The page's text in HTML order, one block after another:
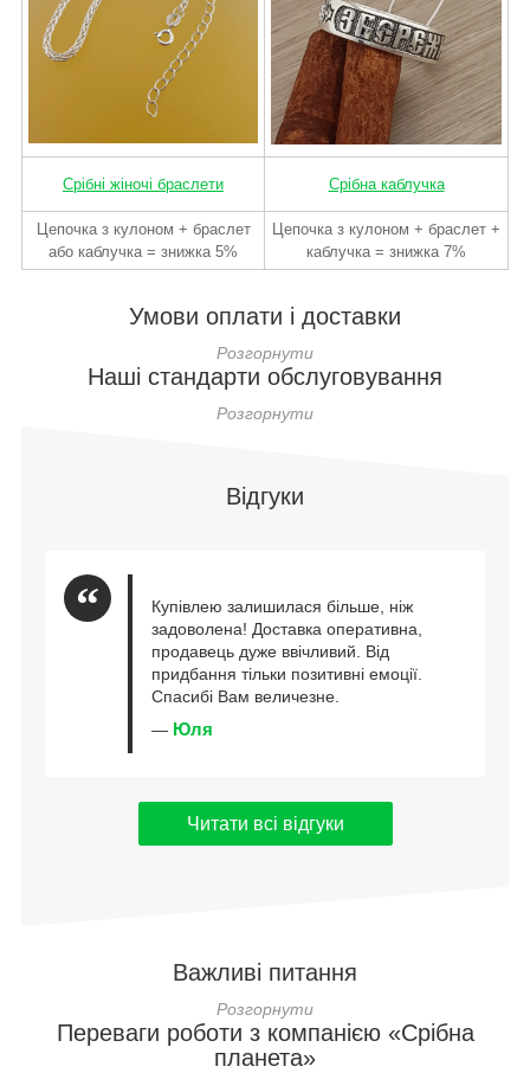
Срібні жіночі браслети Срібна каблучка
Цепочка з кулоном + браслет
або каблучка = знижка 5%
Цепочка з кулоном + браслет +
каблучка = знижка 7%
Умови оплати і доставки
Наші стандарти обслуговування
Відгуки
Купівлею залишилася більше, ніж
задоволена! Доставка оперативна,
продавець дуже ввічливий. Від
придбання тільки позитивні емоції.
Спасибі Вам величезне.
— Юля
Читати всі відгуки
Важливі питання
Переваги роботи з компанією «Срібна
планета»